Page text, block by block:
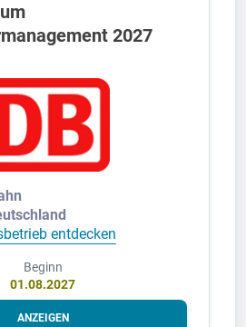
2027
entdecken
Beginn
01.08.2027
ANZEIGEN